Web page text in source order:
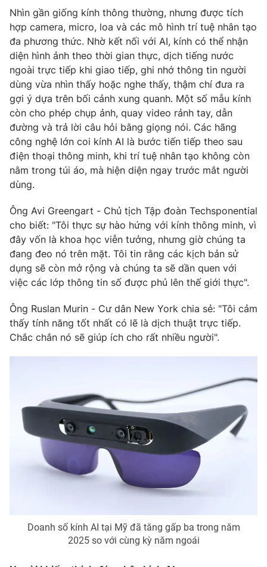
Sản phẩm
Thị trường
Tư vấn
Lịch phát sóng
Chuyên mục khác
Emagazine Podcast
Photo Infographic
Video Shorts video
VTV Sức khoẻ Bất động sản
Thị trường 24h Tấm lòng Việt
VTV4 Vươn mình bằng AI
VTV9 VTV8
THỜI BÁO VTV
Theo dõi báo trên
Giấy phép hoạt động báo in và báo điện tử số 483/GP-BTTTT
Nhìn gần giống kính thông thường, nhưng được tích
hợp camera, micro, loa và các mô hình trí tuệ nhân tạo
đa phương thức. Nhờ kết nối với AI, kính có thể nhận
diện hình ảnh theo thời gian thực, dịch tiếng nước
ngoài trực tiếp khi giao tiếp, ghi nhớ thông tin người
dùng vừa nhìn thấy hoặc nghe thấy, thậm chí đưa ra
gợi ý dựa trên bối cảnh xung quanh. Một số mẫu kính
còn cho phép chụp ảnh, quay video rảnh tay, dẫn
đường và trả lời câu hỏi bằng giọng nói. Các hãng
công nghệ lớn coi kính AI là bước tiến tiếp theo sau
điện thoại thông minh, khi trí tuệ nhân tạo không còn
nằm trong túi áo, mà hiện diện ngay trước mắt người
dùng.
Ông Avi Greengart - Chủ tịch Tập đoàn Techsponential
cho biết: "Tôi thực sự hào hứng với kính thông minh, vì
đây vốn là khoa học viễn tưởng, nhưng giờ chúng ta
đang đeo nó trên mặt. Tôi tin rằng các kịch bản sử
dụng sẽ còn mở rộng và chúng ta sẽ dần quen với
việc các lớp thông tin số được phủ lên thế giới thực".
Ông Ruslan Murin - Cư dân New York chia sẻ: "Tôi cảm
thấy tính năng tốt nhất có lẽ là dịch thuật trực tiếp.
Chắc chắn nó sẽ giúp ích cho rất nhiều người".
Doanh số kính AI tại Mỹ đã tăng gấp ba trong năm
2025 so với cùng kỳ năm ngoái